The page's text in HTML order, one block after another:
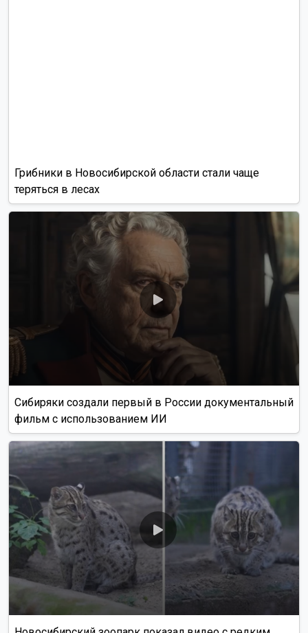
Грибники в Новосибирской области стали чаще
теряться в лесах
Сибиряки создали первый в России документальный
фильм с использованием ИИ